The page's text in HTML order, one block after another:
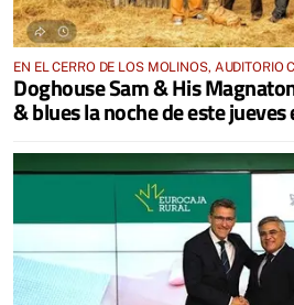
EN EL CERRO DE LOS MOLINOS,
Doghouse Sam & His
& blues la noche de este jueves